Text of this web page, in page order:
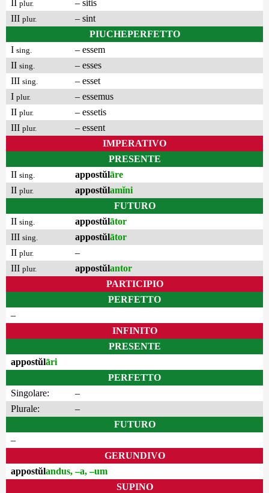
plur.
– sitis
III plur.
– sint
PIUCHEPERFETTO
I sing.
– essem
II sing.
– esses
III sing.
– esset
I plur.
– essemus
II plur.
– essetis
III plur.
– essent
IMPERATIVO
PRESENTE
II sing. appostŭlāre
II plur. appostŭlamĭni
FUTURO
II sing. appostŭlātor
III sing. appostŭlātor
II plur.
–
III plur. appostŭlantor
PARTICIPIO
PERFETTO
–
INFINITO
PRESENTE
appostŭlāri
PERFETTO
Singolare:
–
Plurale:
–
FUTURO
–
GERUNDIVO
appostŭlandus, –a, –um
SUPINO